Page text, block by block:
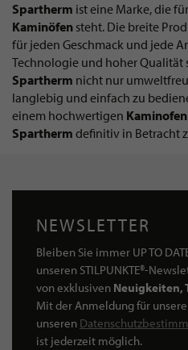
Spartherm ist eine Marke, die
Kaminöfen steht. Die breite
für jeden Geschmack und jede
Technologie und hoher Qualität
Spartherm nicht nur
langlebig und einfach zu
einem hochwertigen Kaminofen
Spartherm definitiv in Betracht
NEWSLETTER
Bleiben Sie immer UP TO
unseren STILPUNKTE®-
von exklusiven Neuigkeiten,
Mit der Anmeldung für
unseren
ist jederzeit möglich.